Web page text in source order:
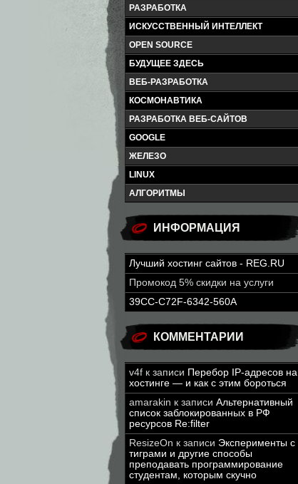
РАЗРАБОТКА
ИСКУССТВЕННЫЙ ИНТЕЛЛЕКТ
OPEN SOURCE
БУДУЩЕЕ ЗДЕСЬ
ВЕБ-РАЗРАБОТКА
КОСМОНАВТИКА
РАЗРАБОТКА ВЕБ-САЙТОВ
GOOGLE
ЖЕЛЕЗО
LINUX
АЛГОРИТМЫ
ИНФОРМАЦИЯ
Лучший хостинг сайтов - REG.RU
Промокод 5% скидки на услуги
39CC-C72F-6342-560A
КОММЕНТАРИИ
v4f к записи Перебор IP-адресов на
хостинге — и как с этим бороться
amarakin к записи Альтернативный
список заблокированных в РФ
ресурсов Re:filter
ResizeOn к записи Эксперименты с
тиграми и другие способы
преподавать программирование
студентам, которым скучно